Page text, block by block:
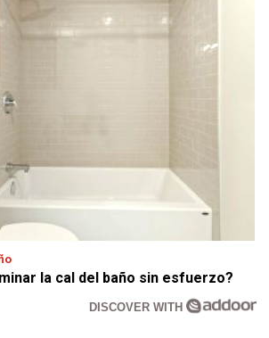
la cal del baño sin esfuerzo?
DISCOVER WITH